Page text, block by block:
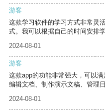
游客
这款学习软件的学习方式非常灵
式。我可以根据自己的时间安排学
2024-08-01
游客
这款app的功能非常强大，可以
编辑文档、制作演示文稿、管理日
2024-08-01